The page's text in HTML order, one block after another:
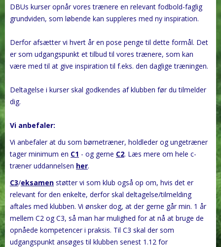
DBUs kurser opnår vores trænere en relevant fodbold-faglig
grundviden, som løbende kan suppleres med ny inspiration.
Derfor afsætter vi hvert år en pose penge til dette formål. Det
er som udgangspunkt et tilbud til vores trænere, som kan
være med til at give inspiration til f.eks. den daglige træningen.
Deltagelse i kurser skal godkendes af klubben før du tilmelder
dig.
Vi anbefaler:
Vi anbefaler at du som børnetræner, holdleder og ungetræner
tager minimum en C1 - og gerne C2. Læs mere om hele c-
træner uddannelsen her.
C3/eksamen støtter vi som klub også op om, hvis det er
relevant for den enkelte, derfor skal deltagelse/tilmelding
aftales med klubben. Vi ønsker dog, at der gerne går min. 1 år
mellem C2 og C3, så man har mulighed for at nå at bruge de
opnåede kompetencer i praksis. Til C3 skal der som
udgangspunkt ansøges til klubben senest 1.12 for